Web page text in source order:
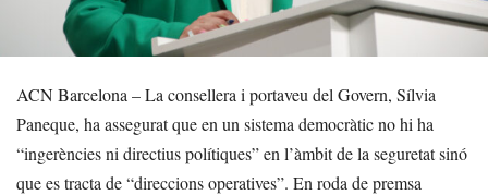
ACN Barcelona – La consellera i portaveu del Govern, Sílvia
Paneque, ha assegurat que en un sistema democràtic no hi ha
“ingerències ni directius polítiques” en l’àmbit de la seguretat sinó
que es tracta de “direccions operatives”. En roda de premsa